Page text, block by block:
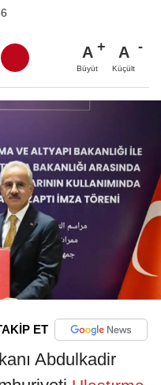
A
Büyüt
A
Küçült
ET
Abdulkadir